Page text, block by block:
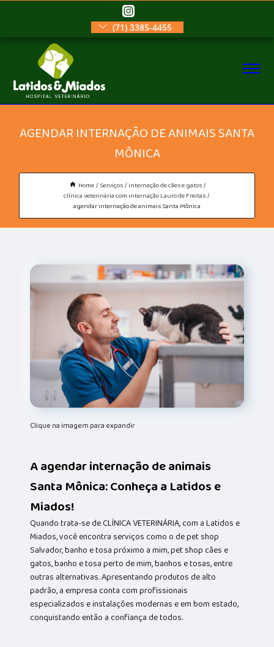
(71) 3385-4455
AGENDAR INTERNAÇÃO DE ANIMAIS SANTA
MÔNICA
Home Serviços
internação de cães e gatos
clínica veterinária com internação Lauro de Freitas
agendar internação de animais Santa Mônica
Clique na imagem para expandir
A agendar internação de animais
Santa Mônica: Conheça a Latidos e
Miados!
Quando trata-se de CLÍNICA VETERINÁRIA, com a Latidos e
Miados, você encontra serviços como o de pet shop
Salvador, banho e tosa próximo a mim, pet shop cães e
gatos, banho e tosa perto de mim, banhos e tosas, entre
outras alternativas. Apresentando produtos de alto
padrão, a empresa conta com profissionais
especializados e instalações modernas e em bom estado,
conquistando então a confiança de todos.